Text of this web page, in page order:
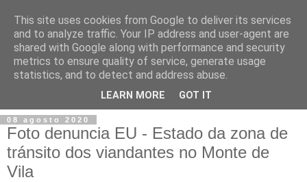
08 agosto 2020
Foto denuncia EU - Estado da zona de
tránsito dos viandantes no Monte de
Vila
This site uses cookies from Google to deliver its services
and to analyze traffic. Your IP address and user-agent are
shared with Google along with performance and security
metrics to ensure quality of service, generate usage
statistics, and to detect and address abuse.
LEARN MORE GOT IT